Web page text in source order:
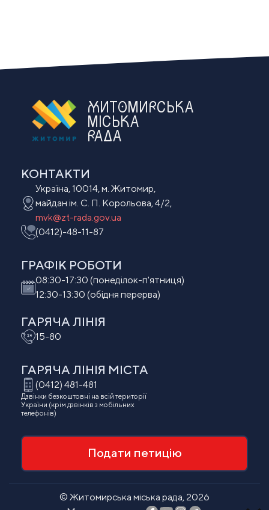
ЖИТОМИРСЬКА
МІСЬКА
РАДА
КОНТАКТИ
Україна, 10014, м. Житомир,
майдан ім. С. П. Корольова, 4/2,
mvk@zt-rada.gov.ua
(0412)-48-11-87
ГРАФІК РОБОТИ
08:30-17:30 (понеділок-п'ятниця)
12:30-13:30 (обідня перерва)
ГАРЯЧА ЛІНІЯ
15-80
ГАРЯЧА ЛІНІЯ МIСТА
(0412) 481-481
Дзвінки безкоштовні на всій території
України (крім дзвінків з мобільних
телефонів)
Подати петицію
© Житомирська міська рада, 2026